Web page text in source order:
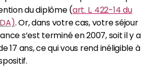
du diplôme (art. L. 422-14 du
. Or, dans votre cas, votre séjour
s’est terminé en 2007, soit il y a
17 ans, ce qui vous rend inéligible à